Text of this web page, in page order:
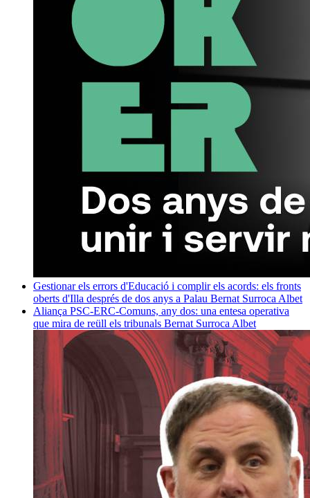
Gestionar els errors d'Educació i complir els acords: els fronts
oberts d'Illa després de dos anys a Palau Bernat Surroca Albet
Aliança PSC-ERC-Comuns, any dos: una entesa operativa
que mira de reüll els tribunals Bernat Surroca Albet